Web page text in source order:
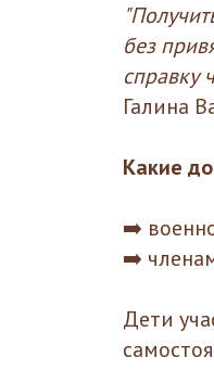
без
справку
Галина
Какие
➡️
➡️
Дети